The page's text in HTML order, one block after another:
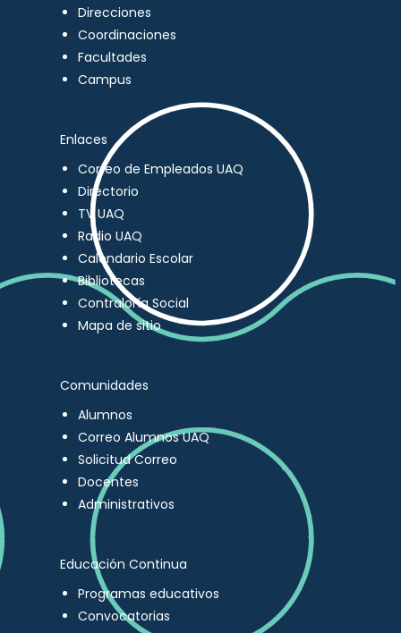
Direcciones
Coordinaciones
Facultades
Campus
Enlaces
Correo de Empleados UAQ
Directorio
TV UAQ
Radio UAQ
Calendario Escolar
Bibliotecas
Contraloría Social
Mapa de sitio
Comunidades
Alumnos
Correo Alumnos UAQ
Solicitud Correo
Docentes
Administrativos
Educación Continua
Programas educativos
Convocatorias